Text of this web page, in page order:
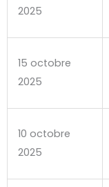
2025
15 octobre
2025
10 octobre
2025